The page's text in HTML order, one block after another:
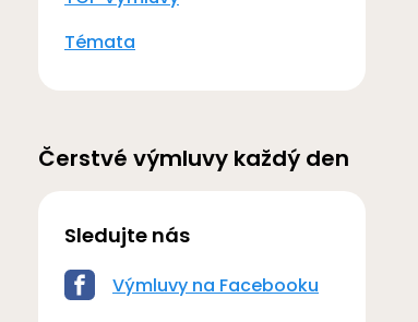
Témata
Čerstvé výmluvy každý den
Sledujte nás
Výmluvy na Facebooku